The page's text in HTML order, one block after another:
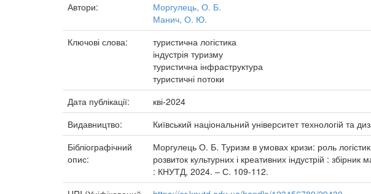
Автори:
Моргулець, О. Б.
Манич, О. Ю.
Ключові слова:
туристична логістика
індустрія туризму
туристична інфраструктура
туристичні потоки
Дата публікації:
кві-2024
Видавництво:
Київський національний університет технологій та
Бібліографічний
опис:
Моргулець О. Б. Туризм в умовах кризи: роль
розвиток культурних і креативних індустрій :
: КНУТД, 2024. – С. 109-112.